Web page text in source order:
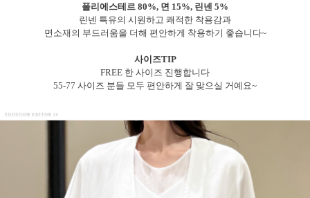
폴리에스테르 80%, 면 15%, 린넨 5%
린넨 특유의 시원하고 쾌적한 착용감과
면소재의 부드러움을 더해 편안하게 착용하기 좋습니다~
사이즈TIP
FREE 한 사이즈 진행합니다
55-77 사이즈 분들 모두 편안하게 잘 맞으실 거예요~